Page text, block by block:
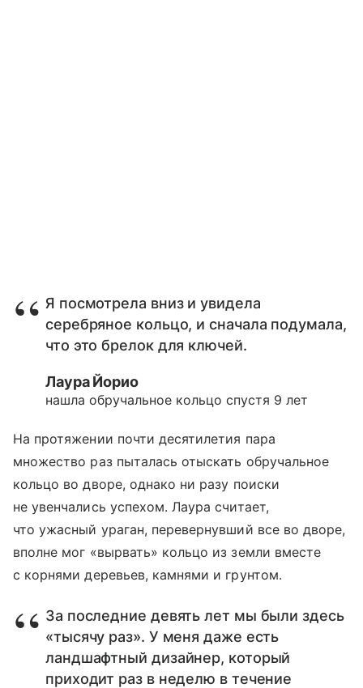
Я посмотрела вниз и увидела
серебряное кольцо, и сначала подумала,
что это брелок для ключей.
Лаура Йорио
нашла обручальное кольцо спустя 9 лет
На протяжении почти десятилетия пара
множество раз пыталась отыскать обручальное
кольцо во дворе, однако ни разу поиски
не увенчались успехом. Лаура считает,
что ужасный ураган, перевернувший все во дворе,
вполне мог «вырвать» кольцо из земли вместе
с корнями деревьев, камнями и грунтом.
За последние девять лет мы были здесь
«тысячу раз». У меня даже есть
ландшафтный дизайнер, который
приходит раз в неделю в течение